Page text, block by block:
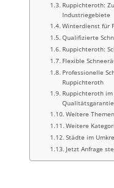
Ruppichteroth:
Industriegebiete
Winterdienst für
Qualifizierte
Ruppichteroth:
Flexible
Professionelle
Ruppichteroth
Ruppichteroth
Qualitätsgarantie
Weitere
Weitere
Städte im
Jetzt Anfrage